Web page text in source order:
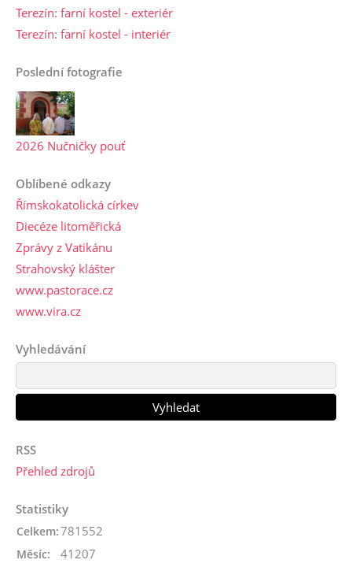
Terezín: farní kostel - exteriér
Terezín: farní kostel - interiér
Poslední fotografie
2026 Nučničky pouť
Oblíbené odkazy
Římskokatolická církev
Diecéze litoměřická
Zprávy z Vatikánu
Strahovský klášter
www.pastorace.cz
www.vira.cz
Vyhledávání
RSS
Přehled zdrojů
Statistiky
Celkem:781552
Měsíc: 41207